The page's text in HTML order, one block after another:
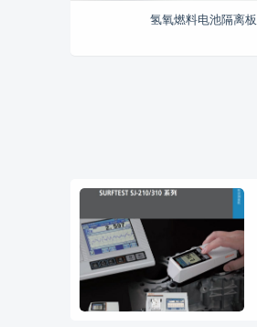
氢氧燃料电池隔离板